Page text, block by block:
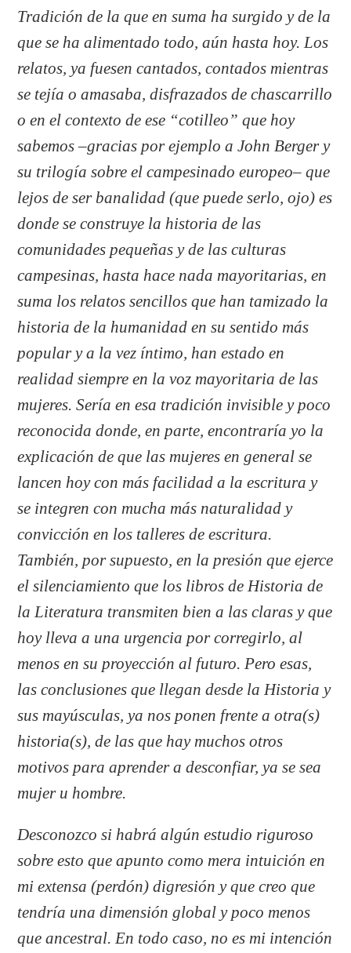
Tradición de la que en suma ha surgido y de la
que se ha alimentado todo, aún hasta hoy. Los
relatos, ya fuesen cantados, contados mientras
se tejía o amasaba, disfrazados de chascarrillo
o en el contexto de ese “cotilleo” que hoy
sabemos –gracias por ejemplo a John Berger y
su trilogía sobre el campesinado europeo– que
lejos de ser banalidad (que puede serlo, ojo) es
donde se construye la historia de las
comunidades pequeñas y de las culturas
campesinas, hasta hace nada mayoritarias, en
suma los relatos sencillos que han tamizado la
historia de la humanidad en su sentido más
popular y a la vez íntimo, han estado en
realidad siempre en la voz mayoritaria de las
mujeres. Sería en esa tradición invisible y poco
reconocida donde, en parte, encontraría yo la
explicación de que las mujeres en general se
lancen hoy con más facilidad a la escritura y
se integren con mucha más naturalidad y
convicción en los talleres de escritura.
También, por supuesto, en la presión que ejerce
el silenciamiento que los libros de Historia de
la Literatura transmiten bien a las claras y que
hoy lleva a una urgencia por corregirlo, al
menos en su proyección al futuro. Pero esas,
las conclusiones que llegan desde la Historia y
sus mayúsculas, ya nos ponen frente a otra(s)
historia(s), de las que hay muchos otros
motivos para aprender a desconfiar, ya se sea
mujer u hombre.
Desconozco si habrá algún estudio riguroso
sobre esto que apunto como mera intuición en
mi extensa (perdón) digresión y que creo que
tendría una dimensión global y poco menos
que ancestral. En todo caso, no es mi intención